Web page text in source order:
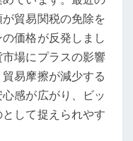
貿易関税の免除を
価格が反発しまし
場にプラスの影響
易摩擦が減少する
感が広がり、ビッ
して捉えられやす